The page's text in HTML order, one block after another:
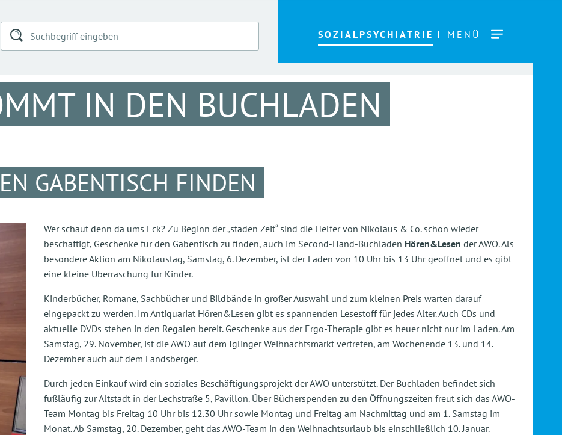
SOZIALPSYCHIATRIE MENÜ
IN DEN BUCHLADEN
GABENTISCH FINDEN
Wer schaut denn da ums Eck? Zu Beginn der „staden Zeit“ sind die Helfer von Nikolaus & Co. schon wieder
beschäftigt, Geschenke für den Gabentisch zu finden, auch im Second-Hand-Buchladen Hören&Lesen der AWO. Als
besondere Aktion am Nikolaustag, Samstag, 6. Dezember, ist der Laden von 10 Uhr bis 13 Uhr geöffnet und es gibt
eine kleine Überraschung für Kinder.
Kinderbücher, Romane, Sachbücher und Bildbände in großer Auswahl und zum kleinen Preis warten darauf
eingepackt zu werden. Im Antiquariat Hören&Lesen gibt es spannenden Lesestoff für jedes Alter. Auch CDs und
aktuelle DVDs stehen in den Regalen bereit. Geschenke aus der Ergo-Therapie gibt es heuer nicht nur im Laden. Am
Samstag, 29. November, ist die AWO auf dem Iglinger Weihnachtsmarkt vertreten, am Wochenende 13. und 14.
Dezember auch auf dem Landsberger.
Durch jeden Einkauf wird ein soziales Beschäftigungsprojekt der AWO unterstützt. Der Buchladen befindet sich
fußläufig zur Altstadt in der Lechstraße 5, Pavillon. Über Bücherspenden zu den Öffnungszeiten freut sich das AWO-
Team Montag bis Freitag 10 Uhr bis 12.30 Uhr sowie Montag und Freitag am Nachmittag und am 1. Samstag im
Monat. Ab Samstag, 20. Dezember, geht das AWO-Team in den Weihnachtsurlaub bis einschließlich 10. Januar.